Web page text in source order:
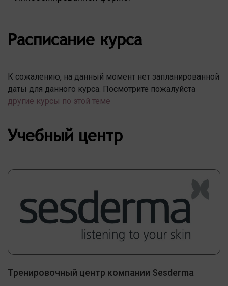
Расписание курса
К сожалению, на данный момент нет запланированной
даты для данного курса. Посмотрите пожалуйста
другие курсы по этой теме
Учебный центр
Тренировочный центр компании Sesderma